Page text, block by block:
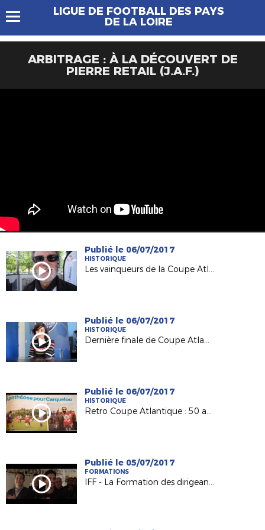
LIGUE DE FOOTBALL DES PAYS
DE LA LOIRE
ARBITRAGE : À LA DÉCOUVERT DE
PIERRE RETAIL (J.A.F.)
Publié le 06/07/2017
HISTORIQUE
Les vainqueurs de la Coupe Atlantique Féminine à l'honneur à Machecoul
Publié le 06/07/2017
HISTORIQUE
Dernière finale de Coupe Atlantique Féminine :
Publié le 06/07/2017
HISTORIQUE
Retro Coupe Atlantique : 50 ans d'histoire !
Publié le 05/07/2017
FORMATIONS
IFF - La Formation des dirigeants